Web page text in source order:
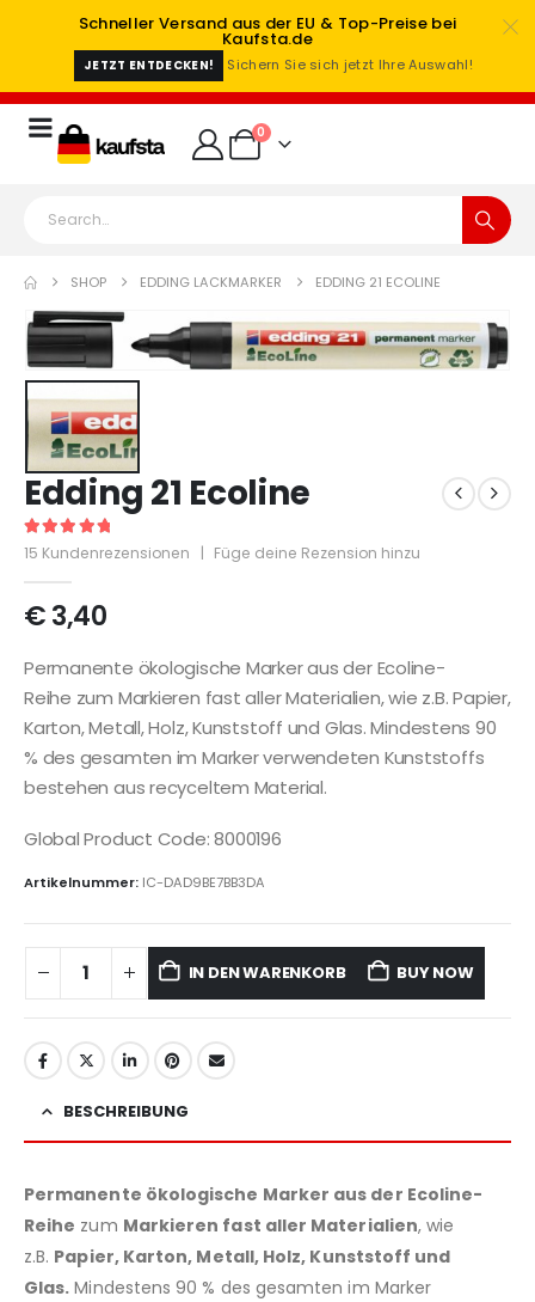
Schneller Versand aus der EU & Top-Preise bei
Kaufsta.de
JETZT ENTDECKEN! Sichern Sie sich jetzt Ihre Auswahl!
0
SHOP EDDING LACKMARKER EDDING 21 ECOLINE
Edding 21 Ecoline
5out of 5
15 Kundenrezensionen | Füge deine Rezension hinzu
€3,40
Permanente ökologische Marker aus der Ecoline-
Reihe zum Markieren fast aller Materialien, wie z.B. Papier,
Karton, Metall, Holz, Kunststoff und Glas. Mindestens 90
% des gesamten im Marker verwendeten Kunststoffs
bestehen aus recyceltem Material.
Global Product Code: 8000196
Artikelnummer: IC-DAD9BE7BB3DA
IN DEN WARENKORB BUY NOW
BESCHREIBUNG
Permanente ökologische Marker aus der Ecoline-
Reihe zum Markieren fast aller Materialien, wie
z.B. Papier, Karton, Metall, Holz, Kunststoff und
Glas. Mindestens 90 % des gesamten im Marker